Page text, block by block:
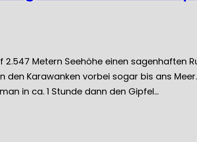
2.547 Metern Seehöhe einen sagenhaften
den Karawanken vorbei sogar bis ans
in ca. 1 Stunde dann den Gipfel…